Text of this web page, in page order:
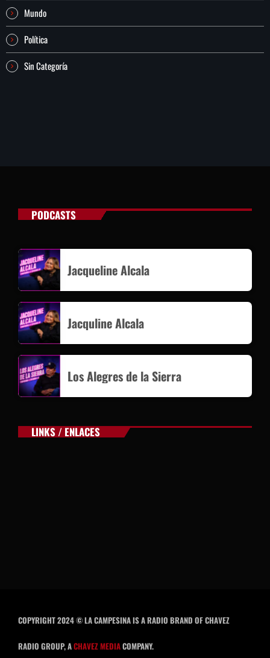
Mundo
Política
Sin Categoría
PODCASTS
Jacqueline Alcala
Jacquline Alcala
Los Alegres de la Sierra
LINKS / ENLACES
COPYRIGHT 2024 © LA CAMPESINA IS A RADIO BRAND OF CHAVEZ
RADIO GROUP, ACHAVEZ MEDIACOMPANY.